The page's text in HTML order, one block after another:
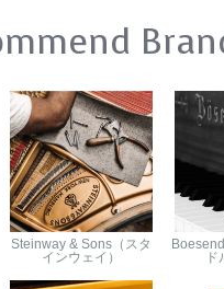
Steinway & Sons（スタ
インウェイ）
ド